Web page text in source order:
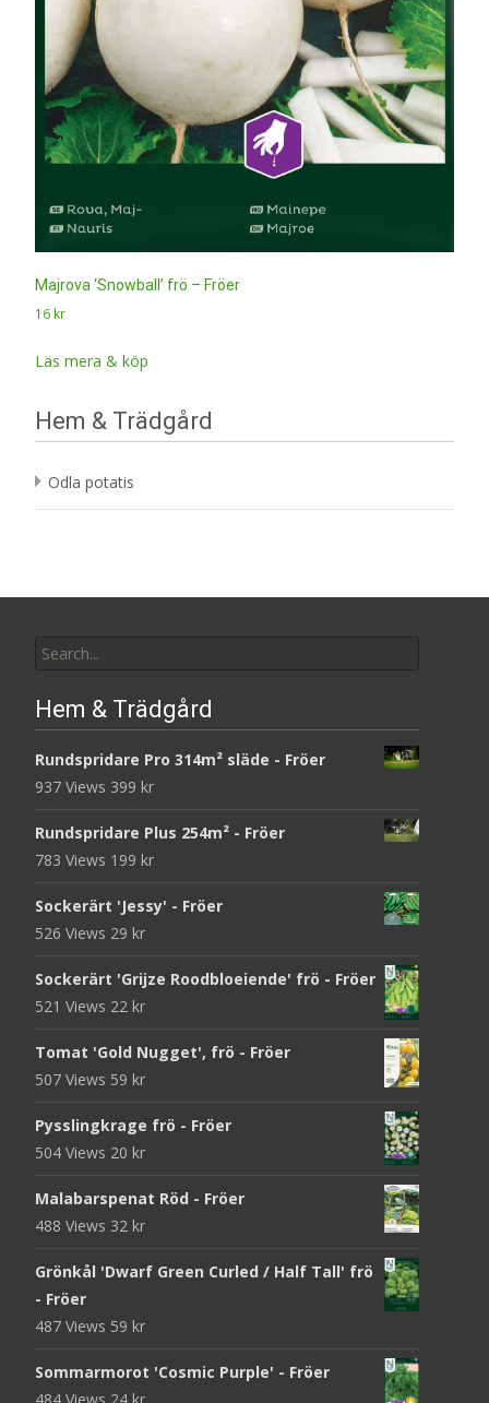
Majrova ‘Snowball’ frö – Fröer
16 kr
Läs mera & köp
Hem & Trädgård
Odla potatis
for:
Hem & Trädgård
Rundspridare Pro 314m² släde - Fröer
937 Views 399 kr
Rundspridare Plus 254m² - Fröer
783 Views 199 kr
Sockerärt 'Jessy' - Fröer
526 Views 29 kr
Sockerärt 'Grijze Roodbloeiende' frö - Fröer
521 Views 22 kr
Tomat 'Gold Nugget', frö - Fröer
507 Views 59 kr
Pysslingkrage frö - Fröer
504 Views 20 kr
Malabarspenat Röd - Fröer
488 Views 32 kr
Grönkål 'Dwarf Green Curled / Half Tall' frö
- Fröer
487 Views 59 kr
Sommarmorot 'Cosmic Purple' - Fröer
484 Views 24 kr